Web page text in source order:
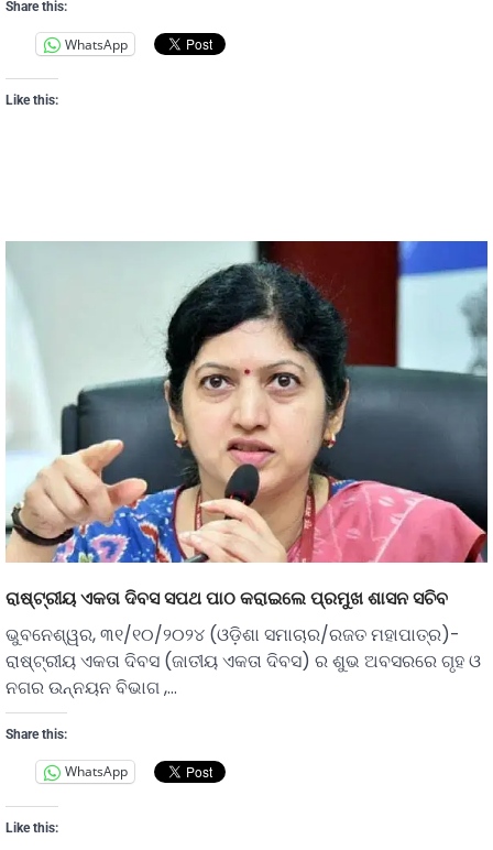
Share this:
WhatsApp
Like this:
ରାଷ୍ଟ୍ରୀୟ ଏକତା ଦିବସ ସପଥ ପାଠ କରାଇଲେ ପ୍ରମୁଖ ଶାସନ ସଚିବ
ଭୁବନେଶ୍ୱର, ୩୧/୧୦/୨୦୨୪ (ଓଡ଼ିଶା ସମାଚାର/ରଜତ ମହାପାତ୍ର)-
ରାଷ୍ଟ୍ରୀୟ ଏକତା ଦିବସ (ଜାତୀୟ ଏକତା ଦିବସ) ର ଶୁଭ ଅବସରରେ ଗୃହ ଓ
ନଗର ଉନ୍ନୟନ ବିଭାଗ ,…
Share this:
WhatsApp
Like this: